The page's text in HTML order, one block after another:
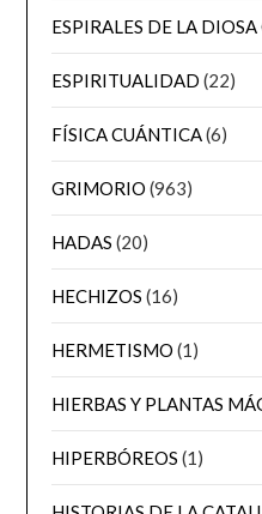
ESPIRALES DE LA
ESPIRITUALIDAD (22)
FÍSICA CUÁNTICA(6)
GRIMORIO (963)
HADAS (20)
HECHIZOS (16)
HERMETISMO (1)
HIERBAS Y PLANTAS
HIPERBÓREOS (1)